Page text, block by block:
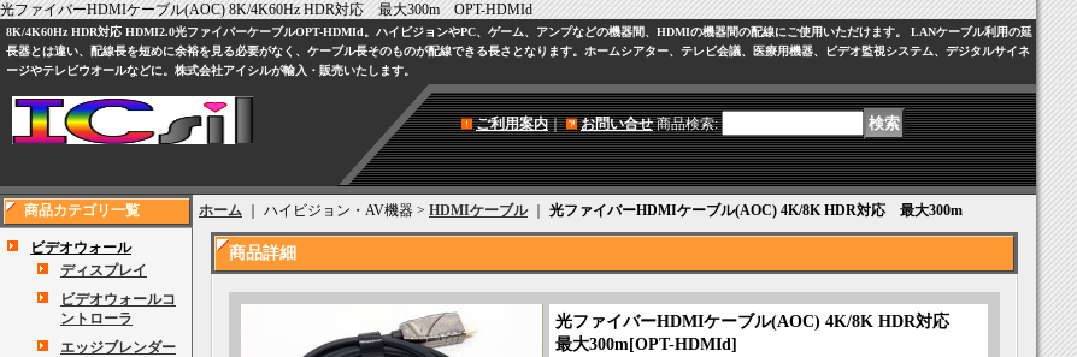
光ファイバーHDMIケーブル(AOC) 8K/4K60Hz HDR対応 最大300m OPT-HDMId
8K/4K60Hz HDR対応 HDMI2.0光ファイバーケーブルOPT-HDMId。ハイビジョンやPC、ゲーム、アンプなどの機器間、HDMIの機器間の配線にご使用いただけます。 LANケーブル利用の延
長器とは違い、配線長を短めに余裕を見る必要がなく、ケーブル長そのものが配線できる長さとなります。ホームシアター、テレビ会議、医療用機器、ビデオ監視システム、デジタルサイネ
ージやテレビウオールなどに。株式会社アイシルが輸入・販売いたします。
ご利用案内｜ お問い合せ 商品検索:
商品カテゴリ一覧
ビデオウォール
ディスプレイ
ビデオウォールコ
ントローラ
エッジブレンダー
ホーム ｜ ハイビジョン・AV機器 > HDMIケーブル｜ 光ファイバーHDMIケーブル(AOC) 4K/8K HDR対応 最大300m
商品詳細
光ファイバーHDMIケーブル(AOC) 4K/8K HDR対応
最大300m[OPT-HDMId]